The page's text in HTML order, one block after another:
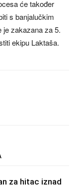
će također
s banjalučkim
je zakazana za 5.
ekipu Laktaša.
za hitac iznad